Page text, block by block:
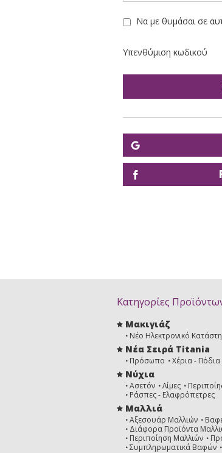
Να με θυμάσαι σε
Υπενθύμιση κωδικού
Κατηγορίες
Μακιγιάζ
Νέο Ηλεκτρονικό
Νέα Σειρά Titania
Πρόσωπο Χέρια - Πόδια
Νύχια
Ασετόν Λίμες
Ράσπες - Ελαφρόπετρες
Μαλλιά
Αξεσουάρ Μαλλιών
Διάφορα Προϊόντα
Περιποίηση Μαλλιών
Συμπληρωματικά Βαφών